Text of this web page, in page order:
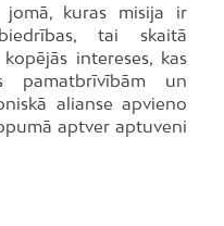
jomā, kuras misija ir
tai skaitā
intereses, kas
pamatbrīvībām un
alianse apvieno
aptver aptuveni